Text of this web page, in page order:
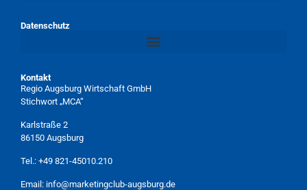
Datenschutz
Kontakt
Regio Augsburg Wirtschaft GmbH
Stichwort „MCA“
Karlstraße 2
86150 Augsburg
Tel.: +49 821-45010.210
Email: info@marketingclub-augsburg.de